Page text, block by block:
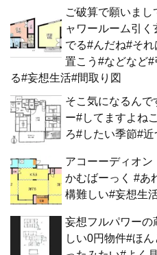
ご破算で願いま
ャワールーム引
でる#んだね#そ
置こう#などなど
る#妄想生活#間取り図
そこ気になるんで
ー#してますよね
ろ#したい季節#
アコーーディオ
かむばーっく #あ
構難しい#妄想生
妄想フルパワーの
しい0円物件#ほ